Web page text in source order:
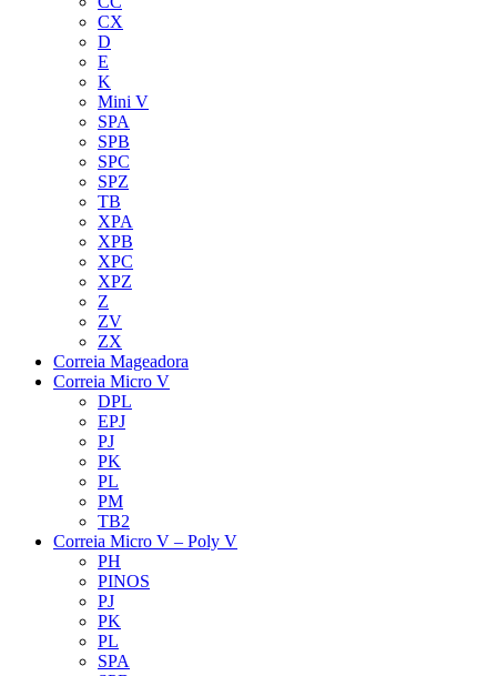
CX
D
E
K
Mini V
SPA
SPB
SPC
SPZ
TB
XPA
XPB
XPC
XPZ
Z
ZV
ZX
Correia Mageadora
Correia Micro V
DPL
EPJ
PJ
PK
PL
PM
TB2
Correia Micro V – Poly V
PH
PINOS
PJ
PK
PL
SPA